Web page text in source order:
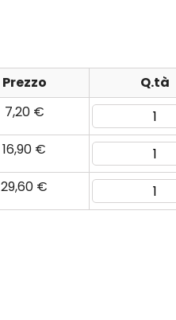
Prezzo Q.tà
7,20 €
16,90 €
29,60 €